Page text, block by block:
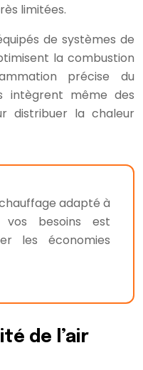
limitées.
de systèmes de
la combustion
précise du
intègrent même des
distribuer la chaleur
adapté à
besoins est
les économies
de l’air